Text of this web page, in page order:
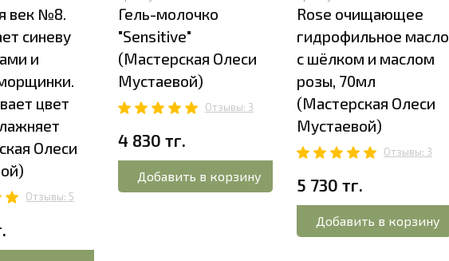
век №8.
синеву
и
цвет
Олеси
Отзывы: 5
Гель-молочко
"Sensitive"
(Мастерская Олеси
Мустаевой)
Отзывы: 3
4 830 тг.
Добавить в корзину
Rose очищающее
гидрофильное масло
с шёлком и маслом
розы, 70мл
(Мастерская Олеси
Мустаевой)
Отзывы: 3
5 730 тг.
Добавить в корзину